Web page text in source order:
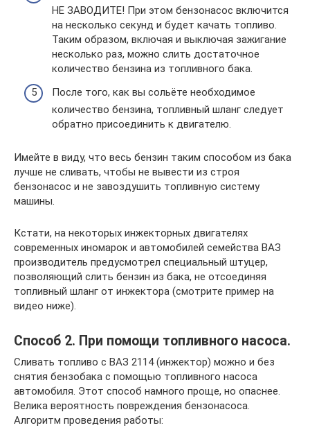
НЕ ЗАВОДИТЕ! При этом бензонасос включится
на несколько секунд и будет качать топливо.
Таким образом, включая и выключая зажигание
несколько раз, можно слить достаточное
количество бензина из топливного бака.
После того, как вы сольёте необходимое
количество бензина, топливный шланг следует
обратно присоединить к двигателю.
Имейте в виду, что весь бензин таким способом из бака
лучше не сливать, чтобы не вывести из строя
бензонасос и не завоздушить топливную систему
машины.
Кстати, на некоторых инжекторных двигателях
современных иномарок и автомобилей семейства ВАЗ
производитель предусмотрел специальный штуцер,
позволяющий слить бензин из бака, не отсоединяя
топливный шланг от инжектора (смотрите пример на
видео ниже).
Способ 2. При помощи топливного насоса.
Сливать топливо с ВАЗ 2114 (инжектор) можно и без
снятия бензобака с помощью топливного насоса
автомобиля. Этот способ намного проще, но опаснее.
Велика вероятность повреждения бензонасоса.
Алгоритм проведения работы: